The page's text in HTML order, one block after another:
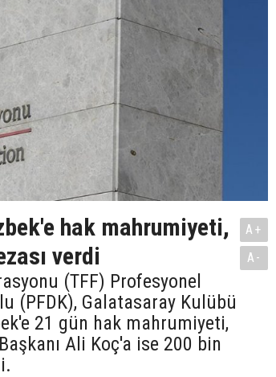
hak mahrumiyeti,
verdi
(TFF) Profesyonel
(PFDK), Galatasaray Kulübü
21 gün hak mahrumiyeti,
Ali Koç'a ise 200 bin
A+
A-